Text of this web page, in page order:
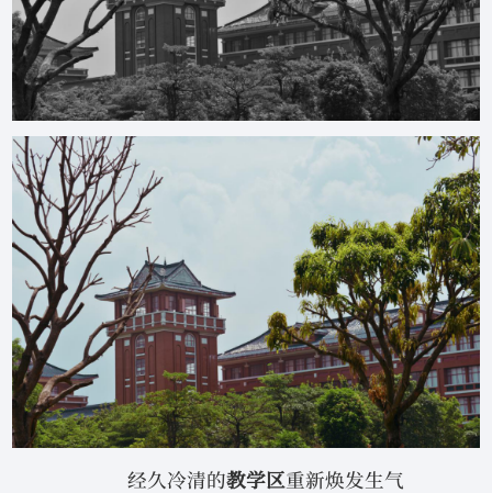
经久冷清的教学区重新焕发生气